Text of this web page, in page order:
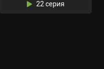
22 серия